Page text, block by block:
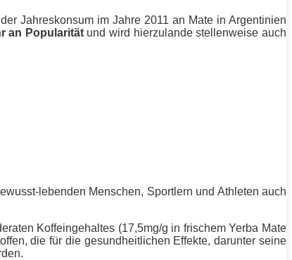
Jahreskonsum im Jahre 2011 an Mate in Argentinien
an Popularitätund wird hierzulande stellenweise auch
lebenden Menschen, Sportlern und Athleten auch
Koffeingehaltes (17,5mg/g in frischem Yerba Mate
die für die gesundheitlichen Effekte, darunter seine